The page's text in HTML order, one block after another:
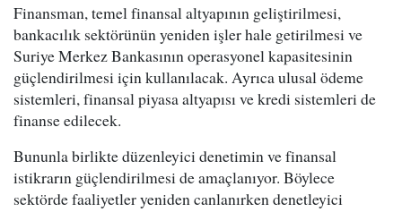
Finansman, temel finansal altyapının geliştirilmesi,
bankacılık sektörünün yeniden işler hale getirilmesi ve
Suriye Merkez Bankasının operasyonel kapasitesinin
güçlendirilmesi için kullanılacak. Ayrıca ulusal ödeme
sistemleri, finansal piyasa altyapısı ve kredi sistemleri de
finanse edilecek.
Bununla birlikte düzenleyici denetimin ve finansal
istikrarın güçlendirilmesi de amaçlanıyor. Böylece
sektörde faaliyetler yeniden canlanırken denetleyici